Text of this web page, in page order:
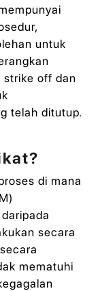
untuk
strike off dan
telah ditutup.
di mana
secara
mematuhi